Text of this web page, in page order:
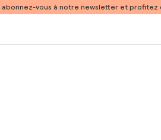
abonnez-vous à notre newsletter et profitez